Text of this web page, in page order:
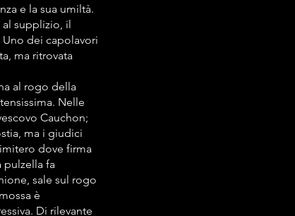
e la sua umiltà.
supplizio, il
dei capolavori
ma ritrovata
al rogo della
Nelle
Cauchon;
ma i giudici
dove firma
pulzella fa
sale sul rogo
è
Di rilevante